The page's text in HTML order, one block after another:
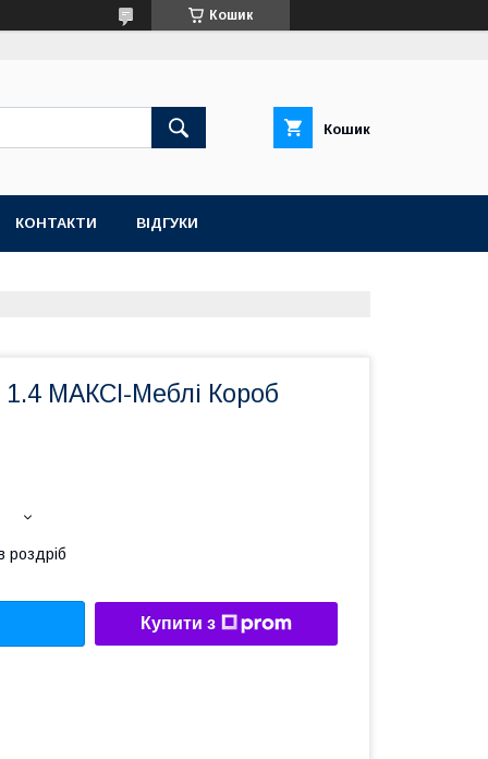
Кошик
Кошик
КОНТАКТИ ВІДГУКИ
1.4 МАКСІ-Меблі Короб
роздріб
Купити з